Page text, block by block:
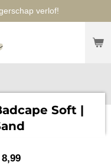
verlof!
Soft |